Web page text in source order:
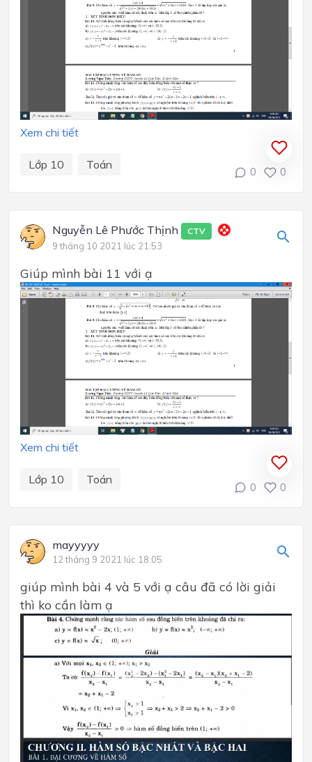
Xem chi tiết
Lớp 10 Toán
0 0
Nguyễn Lê Phước Thịnh CTV
9 tháng 10 2021 lúc 21:53
Giúp mình bài 11 với ạ
Xem chi tiết
Lớp 10 Toán
0 0
mayyyyy
12 tháng 9 2021 lúc 18:05
giúp mình bài 4 và 5 với ạ câu đã có lời giải
thì ko cần làm ạ